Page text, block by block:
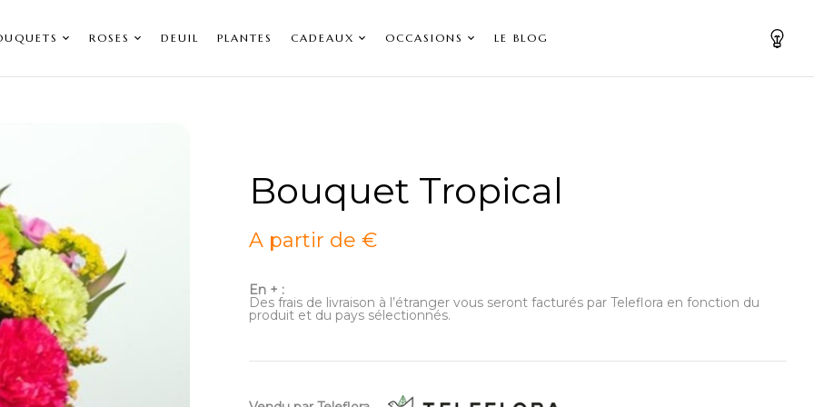
ROSES DEUIL PLANTES CADEAUX OCCASIONS LE BLOG
Bouquet Tropical
A partir de €
En + :
Des frais de livraison à l’étranger vous seront facturés par Teleflora en fonction du
produit et du pays sélectionnés.